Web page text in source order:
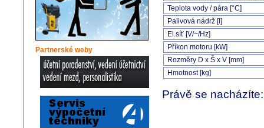
Teplota vody / pára [°C]
Palivová nádrž [l]
El.síť [V/~/Hz]
Příkon motoru [kW]
Rozměry D x Š x V [mm]
Hmotnost [kg]
Právě se
Partnerské weby